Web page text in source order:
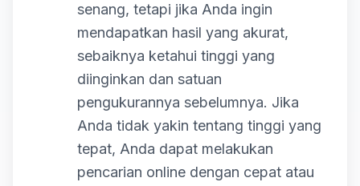
senang, tetapi jika Anda ingin
mendapatkan hasil yang akurat,
sebaiknya ketahui tinggi yang
diinginkan dan satuan
pengukurannya sebelumnya. Jika
Anda tidak yakin tentang tinggi yang
tepat, Anda dapat melakukan
pencarian online dengan cepat atau